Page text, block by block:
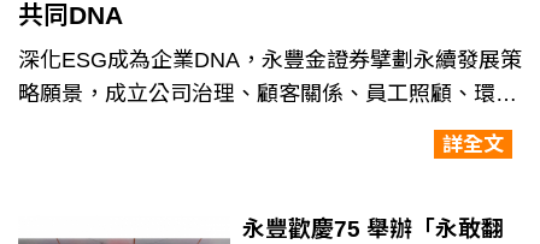
共同DNA
深化ESG成為企業DNA，永豐金證券擘劃永續發展策
略願景，成立公司治理、顧客關係、員工照顧、環境
永續、社會參與5大工作小組，訂定短中長期計畫推
動永續轉型，在綠色金融、減碳、永續投資、公益…
全面永續發展的領先券商邁進。
詳全文
永豐歡慶75 舉辦「永敢翻